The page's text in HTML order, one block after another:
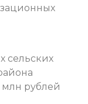
сельских
млн рублей